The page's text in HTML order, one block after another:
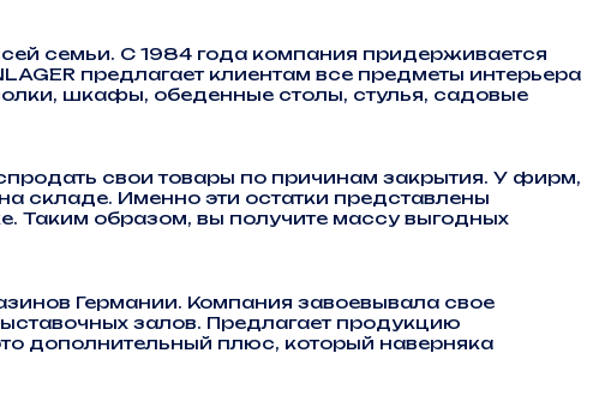
семьи. С 1984 года компания придерживается
предлагает клиентам все предметы интерьера
шкафы, обеденные столы, стулья, садовые
свои товары по причинам закрытия. У фирм,
складе. Именно эти остатки представлены
Таким образом, вы получите массу выгодных
Германии. Компания завоевывала свое
залов. Предлагает продукцию
дополнительный плюс, который наверняка